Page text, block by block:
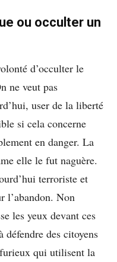
ou occulter un
d’occulter le
ne veut pas
user de la liberté
si cela concerne
en danger. La
elle le fut naguère.
terroriste et
l’abandon. Non
les yeux devant ces
défendre des citoyens
qui utilisent la